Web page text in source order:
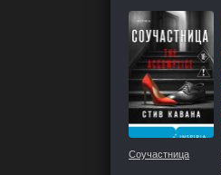
Соучастница